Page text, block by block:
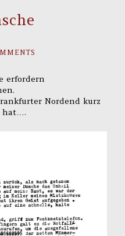
erfordern
Nordend kurz
hat….